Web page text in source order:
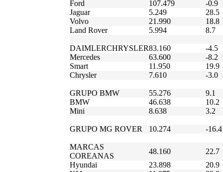
Ford
107.479
-0.9
Jaguar
5.249
28.5
Volvo
21.990
18.8
Land Rover
5.994 8.7
DAIMLERCHRYSLER83.160
-4.5
Mercedes
63.600
-8.2
Smart
11.950
19.9
Chrysler
7.610 -3.0
GRUPO BMW 55.276
9.1
BMW
46.638
10.2
Mini
8.638 3.2
GRUPO MG ROVER 10.274 -16.4
MARCAS
COREANAS
48.160
22.7
Hyundai
23.898
20.9